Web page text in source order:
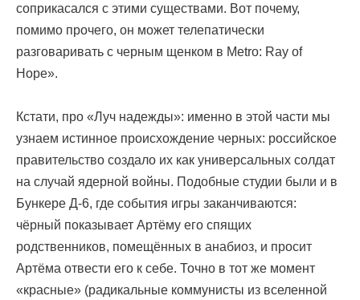
соприкасался с этими существами. Вот почему,
помимо прочего, он может телепатически
разговаривать с черным щенком в Metro: Ray of
Hope».
Кстати, про «Луч надежды»: именно в этой части мы
узнаем истинное происхождение черных: российское
правительство создало их как универсальных солдат
на случай ядерной войны. Подобные студии были и в
Бункере Д-6, где события игры заканчиваются:
чёрный показывает Артёму его спящих
родственников, помещённых в анабиоз, и просит
Артёма отвести его к себе. Точно в тот же момент
«красные» (радикальные коммунисты из вселенной